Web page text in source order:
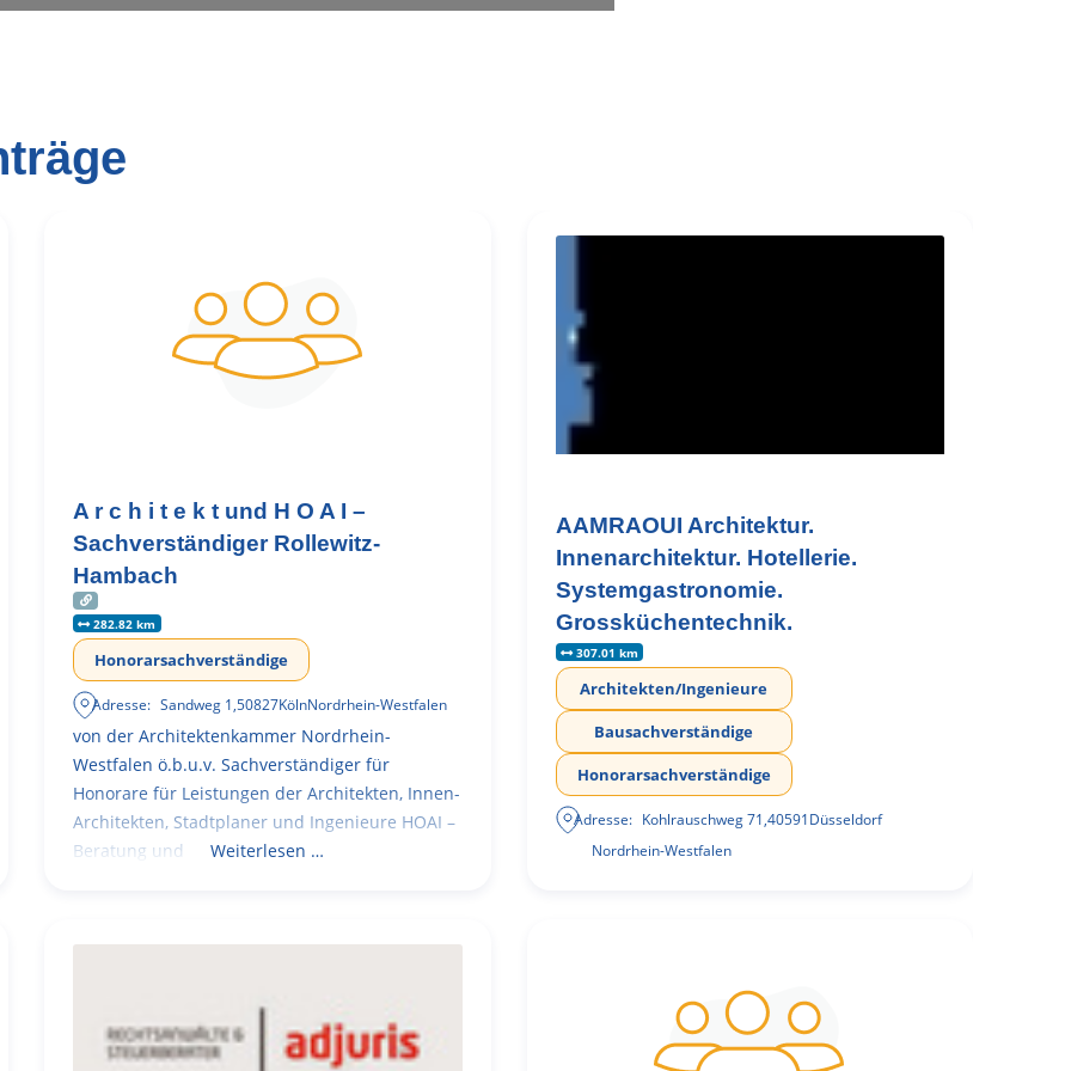
A r c h i t e k t und H O A I –
Sachverständiger Rollewitz-
Hambach
282.82 km
Honorarsachverständige
Adresse: Sandweg 1,50827KölnNordrhein-Westfalen
von der Architektenkammer Nordrhein-
Westfalen ö.b.u.v. Sachverständiger für
Honorare für Leistungen der Architekten, Innen-
Architekten, Stadtplaner und Ingenieure HOAI –
Beratung und
Weiterlesen …
AAMRAOUI Architektur.
Innenarchitektur. Hotellerie.
Systemgastronomie.
Grossküchentechnik.
307.01 km
Architekten/Ingenieure
Bausachverständige
Honorarsachverständige
Adresse: Kohlrauschweg 71,40591Düsseldorf
Nordrhein-Westfalen